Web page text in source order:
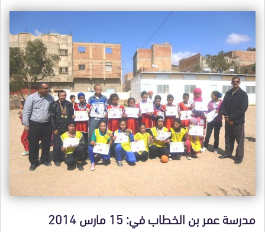
مدرسة عمر بن الخطاب في: 15 مارس 2014